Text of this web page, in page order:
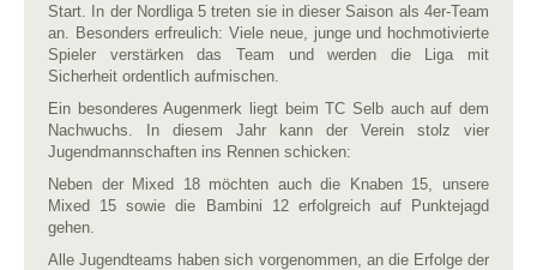
Start. In der Nordliga 5 treten sie in dieser Saison als 4er-Team
an. Besonders erfreulich: Viele neue, junge und hochmotivierte
Spieler verstärken das Team und werden die Liga mit
Sicherheit ordentlich aufmischen.
Ein besonderes Augenmerk liegt beim TC Selb auch auf dem
Nachwuchs. In diesem Jahr kann der Verein stolz vier
Jugendmannschaften ins Rennen schicken:
Neben der Mixed 18 möchten auch die Knaben 15, unsere
Mixed 15 sowie die Bambini 12 erfolgreich auf Punktejagd
gehen.
Alle Jugendteams haben sich vorgenommen, an die Erfolge der